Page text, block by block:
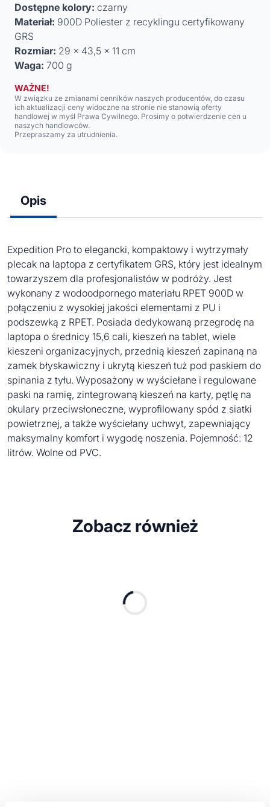
Dostępne kolory: czarny
Materiał: 900D Poliester z recyklingu certyfikowany
GRS
Rozmiar: 29 x 43,5 x 11 cm
Waga: 700 g
WAŻNE!
W związku ze zmianami cenników naszych producentów, do czasu
ich aktualizacji ceny widoczne na stronie nie stanowią oferty
handlowej w myśl Prawa Cywilnego. Prosimy o potwierdzenie cen u
naszych handlowców.
Przepraszamy za utrudnienia.
Opis
Expedition Pro to elegancki, kompaktowy i wytrzymały
plecak na laptopa z certyfikatem GRS, który jest idealnym
towarzyszem dla profesjonalistów w podróży. Jest
wykonany z wodoodpornego materiału RPET 900D w
połączeniu z wysokiej jakości elementami z PU i
podszewką z RPET. Posiada dedykowaną przegrodę na
laptopa o średnicy 15,6 cali, kieszeń na tablet, wiele
kieszeni organizacyjnych, przednią kieszeń zapinaną na
zamek błyskawiczny i ukrytą kieszeń tuż pod paskiem do
spinania z tyłu. Wyposażony w wyściełane i regulowane
paski na ramię, zintegrowaną kieszeń na karty, pętlę na
okulary przeciwsłoneczne, wyprofilowany spód z siatki
powietrznej, a także wyściełany uchwyt, zapewniający
maksymalny komfort i wygodę noszenia. Pojemność: 12
litrów. Wolne od PVC.
Zobacz również